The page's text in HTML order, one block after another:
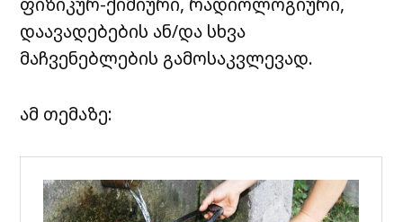
დაავადებების ან/და სხვა
მაჩვენებლების გამოსაკვლევად.
ამ თემაზე: